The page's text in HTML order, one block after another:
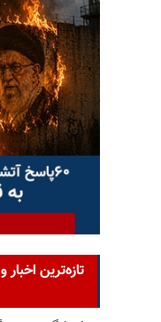
تازه‌ترین اخبار